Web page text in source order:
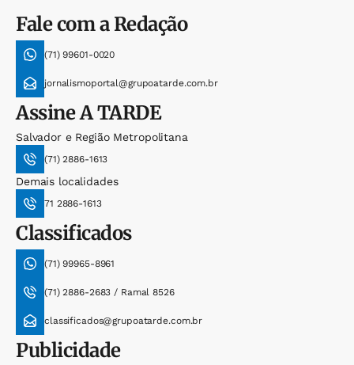
Fale com a Redação
(71) 99601-0020
jornalismoportal@grupoatarde.com.br
AssineA TARDE
Salvador e Região Metropolitana
(71) 2886-1613
Demais localidades
71 2886-1613
Classificados
(71) 99965-8961
(71) 2886-2683 / Ramal 8526
classificados@grupoatarde.com.br
Publicidade